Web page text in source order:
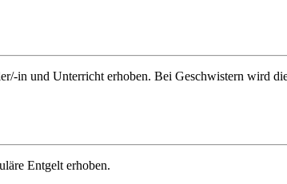
in und Unterricht erhoben. Bei Geschwistern wird
Entgelt erhoben.